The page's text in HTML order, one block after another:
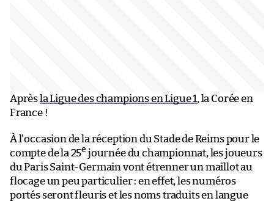
Après la Ligue des champions en Ligue 1, la Corée en
France !
À l’occasion de la réception du Stade de Reims pour le
compte de la 25e journée du championnat, les joueurs
du Paris Saint-Germain vont étrenner un maillot au
flocage un peu particulier : en effet, les numéros
portés seront fleuris et les noms traduits en langue